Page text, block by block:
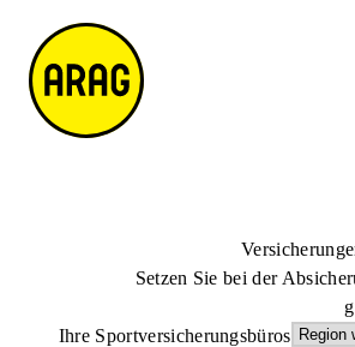
ts
ei
te
m
a
p
Setzen Sie bei der
Ihre Sportversicherungsbüros